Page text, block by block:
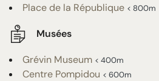
Place de la République < 800m
Musées
Grévin Museum < 400m
Centre Pompidou < 600m